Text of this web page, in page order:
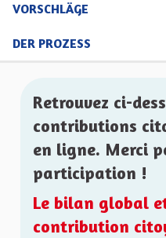
VORSCHLÄGE
DER PROZESS
Retrouvez ci-
contributions
en ligne. Merci
participation !
Le bilan global
contribution